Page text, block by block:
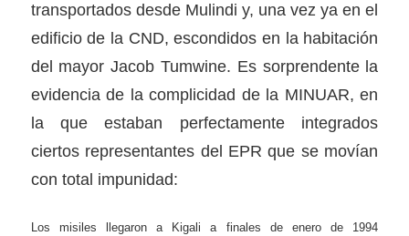
transportados desde Mulindi y, una vez ya en el
edificio de la CND, escondidos en la habitación
del mayor Jacob Tumwine. Es sorprendente la
evidencia de la complicidad de la MINUAR, en
la que estaban perfectamente integrados
ciertos representantes del EPR que se movían
con total impunidad:
Los misiles llegaron a Kigali a finales de enero de 1994